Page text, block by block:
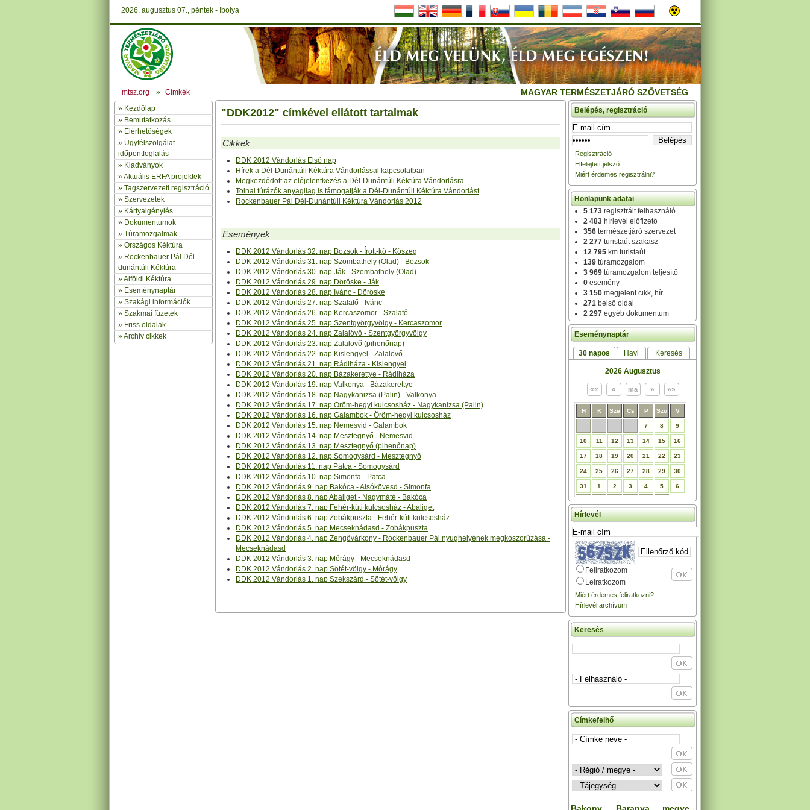
2026. augusztus 07., péntek - Ibolya
mtsz.org » Címkék MAGYAR TERMÉSZETJÁRÓ SZÖVETSÉG
» Kezdőlap
» Bemutatkozás
» Elérhetőségek
» Ügyfélszolgálat
időpontfoglalás
» Kiadványok
»Aktuális ERFA projektek
» Tagszervezeti regisztráció
» Szervezetek
» Kártyaigénylés
» Dokumentumok
» Túramozgalmak
» Országos Kéktúra
» Rockenbauer Pál Dél-
dunántúli Kéktúra
»Alföldi Kéktúra
» Eseménynaptár
» Szakági információk
» Szakmai füzetek
» Friss oldalak
»Archív cikkek
"DDK2012" címkével ellátott tartalmak
Cikkek
DDK 2012 Vándorlás Első nap
Hírek a Dél-Dunántúli Kéktúra Vándorlással kapcsolatban
Megkezdődött az előjelentkezés a Dél-Dunántúli Kéktúra Vándorlásra
Tolnai túrázók anyagilag is támogatják a Dél-Dunántúli Kéktúra Vándorlást
Rockenbauer Pál Dél-Dunántúli Kéktúra Vándorlás 2012
Események
DDK 2012 Vándorlás 32. nap Bozsok - Írott-kő - Kőszeg
DDK 2012 Vándorlás 31. nap Szombathely (Olad) - Bozsok
DDK 2012 Vándorlás 30. nap Ják - Szombathely (Olad)
DDK 2012 Vándorlás 29. nap Döröske - Ják
DDK 2012 Vándorlás 28. nap Ivánc - Döröske
DDK 2012 Vándorlás 27. nap Szalafő - Ivánc
DDK 2012 Vándorlás 26. nap Kercaszomor - Szalafő
DDK 2012 Vándorlás 25. nap Szentgyörgyvölgy - Kercaszomor
DDK 2012 Vándorlás 24. nap Zalalövő - Szentgyörgyvölgy
DDK 2012 Vándorlás 23. nap Zalalövő (pihenőnap)
DDK 2012 Vándorlás 22. nap Kislengyel - Zalalövő
DDK 2012 Vándorlás 21. nap Rádiháza - Kislengyel
DDK 2012 Vándorlás 20. nap Bázakerettye - Rádiháza
DDK 2012 Vándorlás 19. nap Valkonya - Bázakerettye
DDK 2012 Vándorlás 18. nap Nagykanizsa (Palin) - Valkonya
DDK 2012 Vándorlás 17. nap Öröm-hegyi kulcsosház - Nagykanizsa (Palin)
DDK 2012 Vándorlás 16. nap Galambok - Öröm-hegyi kulcsosház
DDK 2012 Vándorlás 15. nap Nemesvid - Galambok
DDK 2012 Vándorlás 14. nap Mesztegnyő - Nemesvid
DDK 2012 Vándorlás 13. nap Mesztegnyő (pihenőnap)
DDK 2012 Vándorlás 12. nap Somogysárd - Mesztegnyő
DDK 2012 Vándorlás 11. nap Patca - Somogysárd
DDK 2012 Vándorlás 10. nap Simonfa - Patca
DDK 2012 Vándorlás 9. nap Bakóca - Alsókövesd - Simonfa
DDK 2012 Vándorlás 8. nap Abaliget - Nagymáté - Bakóca
DDK 2012 Vándorlás 7. nap Fehér-kúti kulcsosház - Abaliget
DDK 2012 Vándorlás 6. nap Zobákpuszta - Fehér-kúti kulcsosház
DDK 2012 Vándorlás 5. nap Mecseknádasd - Zobákpuszta
DDK 2012 Vándorlás 4. nap Zengővárkony - Rockenbauer Pál nyughelyének megkoszorúzása -
Mecseknádasd
DDK 2012 Vándorlás 3. nap Mórágy - Mecseknádasd
DDK 2012 Vándorlás 2. nap Sötét-völgy - Mórágy
DDK 2012 Vándorlás 1. nap Szekszárd - Sötét-völgy
Belépés, regisztráció
Regisztráció
Elfelejtett jelszó
Miért érdemes regisztrálni?
Honlapunk adatai
5 173 regisztrált felhasználó
2 483 hírlevél előfizető
356 természetjáró szervezet
2 277 turistaút szakasz
12 795 km turistaút
139 túramozgalom
3 969 túramozgalom teljesítő
0 esemény
3 150 megjelent cikk, hír
271 belső oldal
2 297 egyéb dokumentum
Eseménynaptár
30 napos Havi Keresés
2026 Augusztus
H K Sze Cs P Szo V
7 8 9
10 11 12 13 14 15 16
17 18 19 20 21 22 23
24 25 26 27 28 29 30
31 1 2 3 4 5 6
Hírlevél
Feliratkozom
Leiratkozom
Miért érdemes feliratkozni?
Hírlevél archívum
Keresés
Címkefelhő